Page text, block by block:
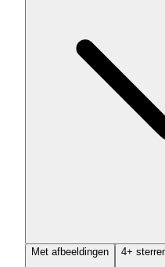
Met afbeeldingen 4+